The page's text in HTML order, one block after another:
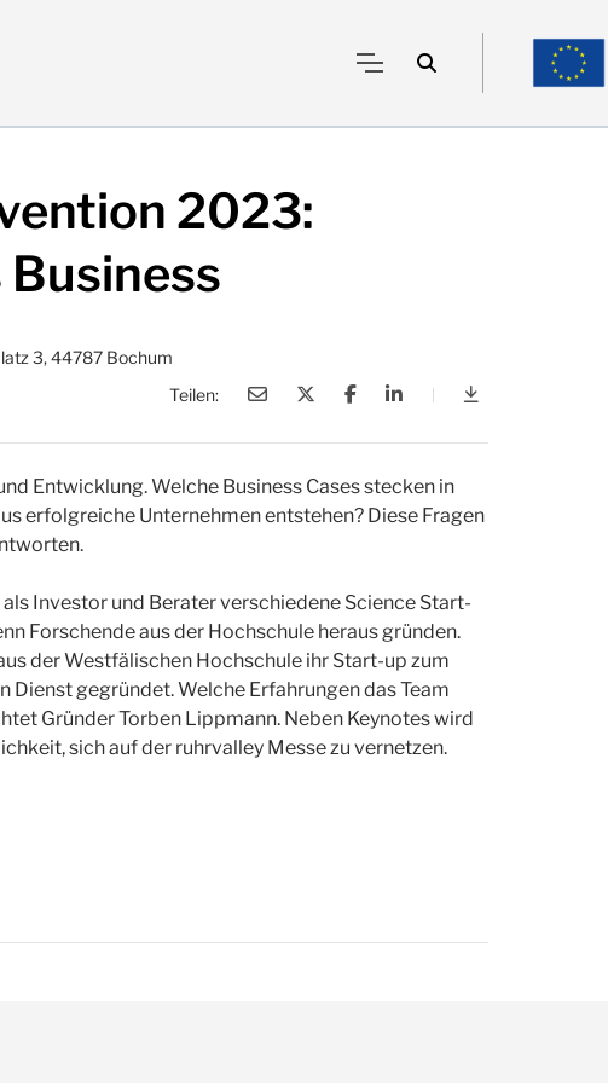
2023:
3, 44787 Bochum
Teilen:
ruhrvalley
Entwicklung. Welche Business Cases stecken in
erfolgreiche Unternehmen entstehen? Diese Fragen
Investor und Berater verschiedene Science Start-
Forschende aus der Hochschule heraus gründen.
der Westfälischen Hochschule ihr Start-up zum
gegründet. Welche Erfahrungen das Team
Gründer Torben Lippmann. Neben Keynotes wird
sich auf der ruhrvalley Messe zu vernetzen.